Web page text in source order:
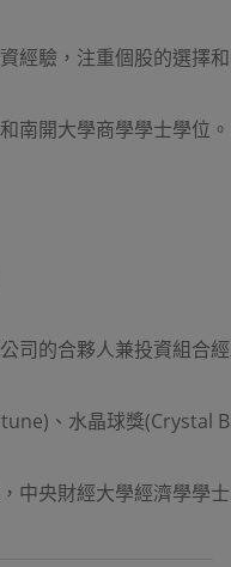
經驗，注重個股的選擇
南開大學商學學士學位。
司的合夥人兼投資組合
、水晶球獎(Crystal
中央財經大學經濟學學